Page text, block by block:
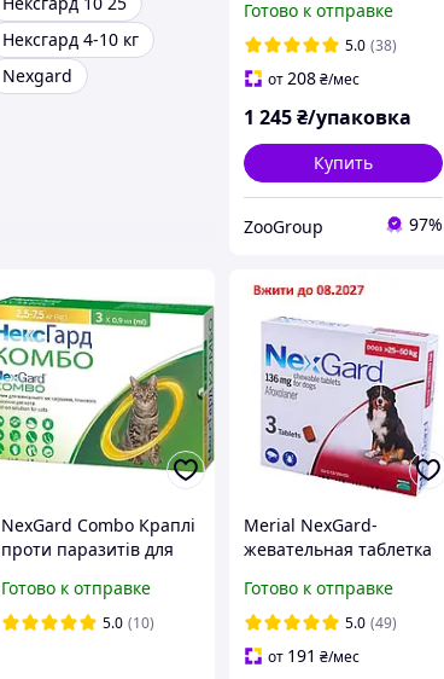
Нексгард 4-10 кг
Nexgard
(15.1-30 кг ) 3 таблетки
Готово к отправке
5.0 (38)
от208₴/мес
1 245₴/упаковка
Купить
ZooGroup 97%
NexGard Combo Краплі
проти паразитів для
піпетка)
Готово к отправке
5.0 (10)
Merial NexGard-
жевательная таблетка
(25-50 кг) 3 таблеткит
Готово к отправке
5.0 (49)
от 191 ₴/мес